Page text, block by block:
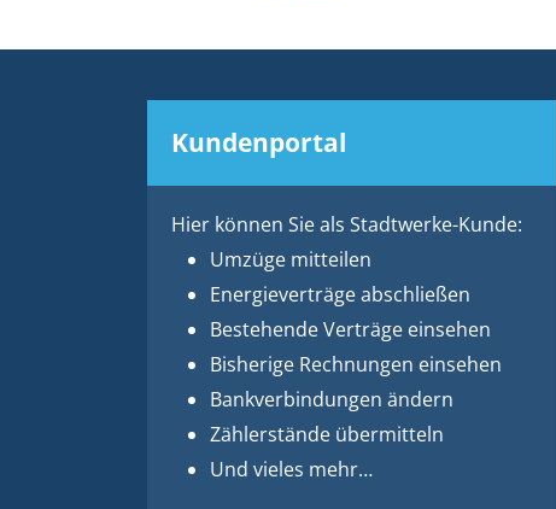
Kundenportal
Hier können Sie als Stadtwerke-Kunde:
Umzüge mitteilen
Energieverträge abschließen
Bestehende Verträge einsehen
Bisherige Rechnungen einsehen
Bankverbindungen ändern
Zählerstände übermitteln
Und vieles mehr…